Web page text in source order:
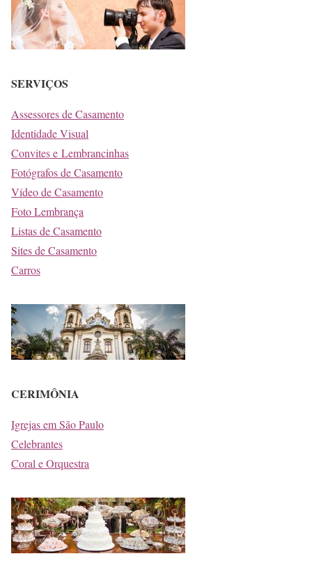
SERVIÇOS
Assessores de Casamento
Identidade Visual
Convites e Lembrancinhas
Fotógrafos de Casamento
Vídeo de Casamento
Foto Lembrança
Listas de Casamento
Sites de Casamento
Carros
CERIMÔNIA
Igrejas em São Paulo
Celebrantes
Coral e Orquestra